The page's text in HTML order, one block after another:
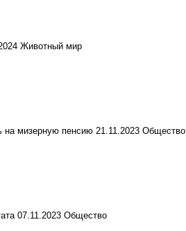
Животный мир
на мизерную пенсию 21.11.2023 Общество
07.11.2023 Общество